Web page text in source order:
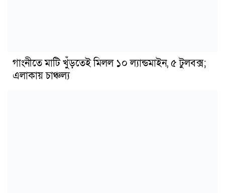
গাংনীতে মাটি খুঁড়তেই মিলল ১০ ল্যান্ডমাইন, ৫ টুলবক্স;
এলাকায় চাঞ্চল্য